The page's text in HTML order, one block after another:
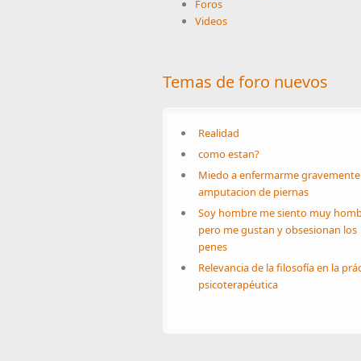
Foros
Videos
Temas de foro nuevos
Realidad
como estan?
Miedo a enfermarme
amputacion de piernas
Soy hombre me siento muy
pero me gustan y obsesionan los
penes
Relevancia de la filosofía en la
psicoterapéutica